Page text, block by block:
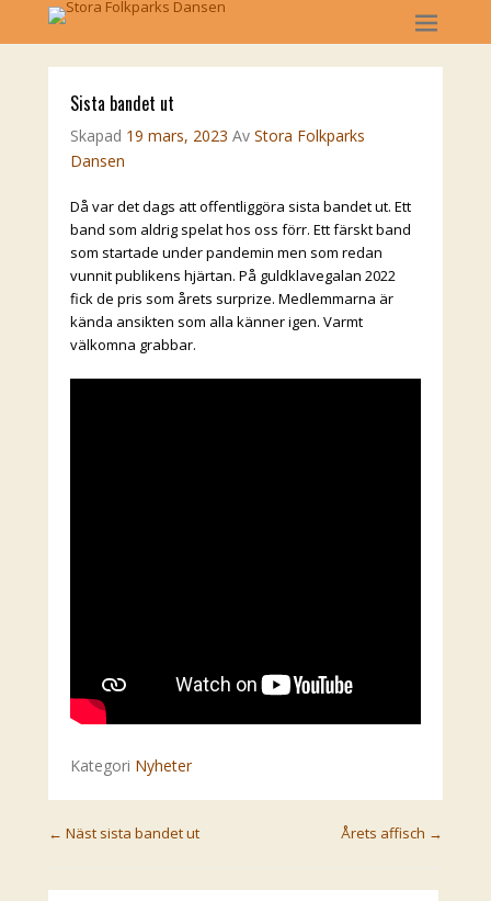
Sista bandet ut
Skapad 19 mars, 2023 Av Stora Folkparks
Dansen
Då var det dags att offentliggöra sista bandet ut. Ett
band som aldrig spelat hos oss förr. Ett färskt band
som startade under pandemin men som redan
vunnit publikens hjärtan. På guldklavegalan 2022
fick de pris som årets surprize. Medlemmarna är
kända ansikten som alla känner igen. Varmt
välkomna grabbar.
Kategori Nyheter
Post navigation
← Näst sista bandet ut Årets affisch →